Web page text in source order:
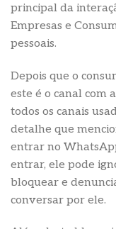
principal da
Empresas e
pessoais.
Depois que o
este é o canal com
todos os canais
detalhe que
entrar no
entrar, ele pode
bloquear e
conversar por ele.